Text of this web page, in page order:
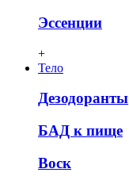
Эссенции
+
Тело
Дезодоранты
БАД к пище
Воск